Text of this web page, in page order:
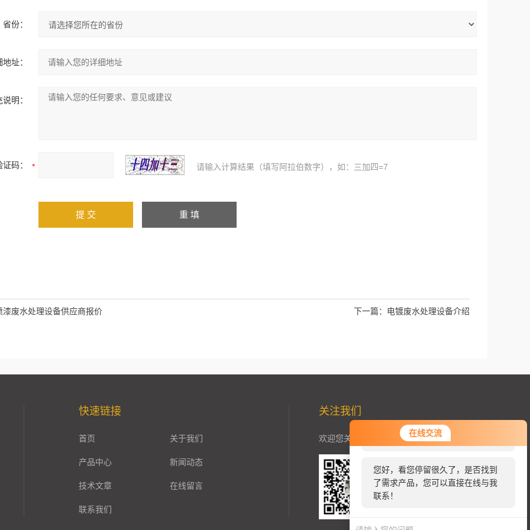
在线交流
您好！欢迎前来咨询，很高兴为您
服务，请问您要咨询什么问题呢？
您好，看您停留很久了，是否找到
了需求产品，您可以直接在线与我
联系！
省份：
址：
明：
证码： 请输入计算结果（填写阿拉伯数字），如：三加四=7
漆废水处理设备供应商报价 下一篇： 电镀废水处理设备介绍
快速链接
首页 关于我们
产品中心 新闻动态
技术文章 在线留言
联系我们
关注我们
欢迎您关注加我微信了解更多信息：